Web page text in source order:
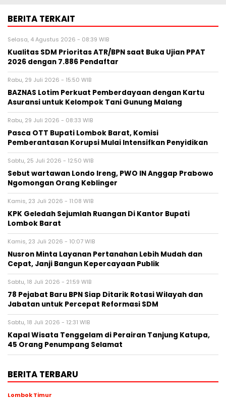
BERITA TERKAIT
Selasa, 4 Agustus 2026 - 08:39 WIB
Kualitas SDM Prioritas ATR/BPN saat Buka Ujian PPAT
2026 dengan 7.886 Pendaftar
Rabu, 29 Juli 2026 - 15:50 WIB
BAZNAS Lotim Perkuat Pemberdayaan dengan Kartu
Asuransi untuk Kelompok Tani Gunung Malang
Rabu, 29 Juli 2026 - 08:33 WIB
Pasca OTT Bupati Lombok Barat, Komisi
Pemberantasan Korupsi Mulai Intensifkan Penyidikan
Sabtu, 25 Juli 2026 - 12:50 WIB
Sebut wartawan Londo Ireng, PWO IN Anggap Prabowo
Ngomongan Orang Keblinger
Kamis, 23 Juli 2026 - 11:08 WIB
KPK Geledah Sejumlah Ruangan Di Kantor Bupati
Lombok Barat
Kamis, 23 Juli 2026 - 10:07 WIB
Nusron Minta Layanan Pertanahan Lebih Mudah dan
Cepat, Janji Bangun Kepercayaan Publik
Sabtu, 18 Juli 2026 - 21:59 WIB
78 Pejabat Baru BPN Siap Ditarik Rotasi Wilayah dan
Jabatan untuk Percepat Reformasi SDM
Sabtu, 18 Juli 2026 - 12:31 WIB
Kapal Wisata Tenggelam di Perairan Tanjung Katupa,
45 Orang Penumpang Selamat
BERITA TERBARU
Lombok Timur